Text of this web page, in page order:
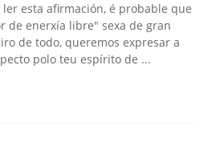
ler esta afirmación, é probable que
de enerxía libre" sexa de gran
de todo, queremos expresar a
polo teu espírito de ...